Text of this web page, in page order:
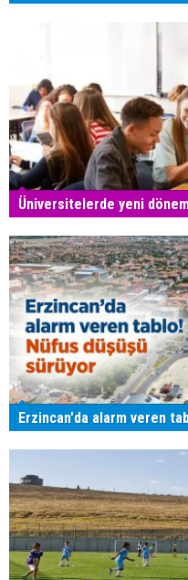
Üniversitelerde yeni
Erzincan'da alarm veren